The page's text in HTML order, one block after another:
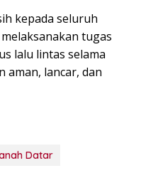
kepada seluruh
tugas
lalu lintas selama
aman, lancar, dan
Datar